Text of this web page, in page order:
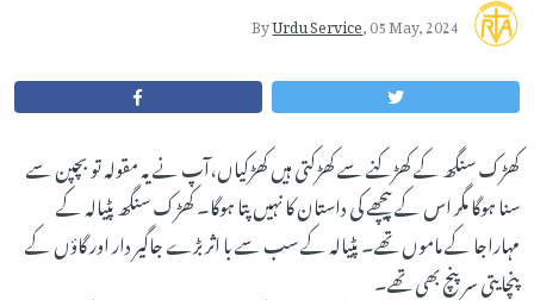
ByUrdu Service,05 May, 2024
کھڑک سنگھ کے کھڑکنے سے کھڑکتی ہیں کھڑکیاں،آپ نے یہ مقولہ تو بچپن سے
سنا ہوگا مگر اس کے پیچھے کی داستان کا نہیں پتا ہوگا۔ کھڑک سنگھ پٹیالہ کے
مہاراجا کے ماموں تھے۔ پٹیالہ کے سب سے با اثر بڑے جاگیر دار اور گاؤں کے
پنچایتی سرپنچ بھی تھے۔